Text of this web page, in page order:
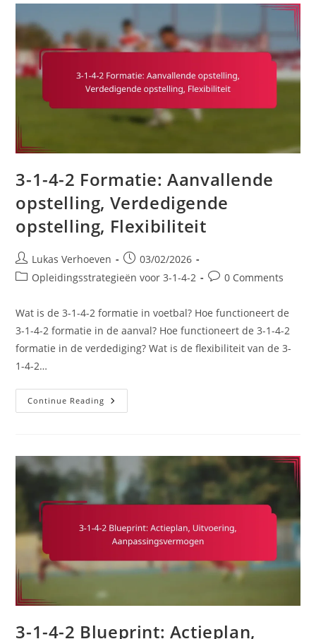
Opbouwspel,
Overgangen
3-1-4-2 Formatie: Aanvallende
opstelling, Verdedigende
opstelling, Flexibiliteit
Post
author:
Lukas Verhoeven
Post
published:
03/02/2026
PostOpleidingsstrategieën voor 3-1-4-2
Post0 Comments
Wat is de 3-1-4-2 formatie in voetbal? Hoe functioneert de
3-1-4-2 formatie in de aanval? Hoe functioneert de 3-1-4-2
formatie in de verdediging? Wat is de flexibiliteit van de 3-
1-4-2…
Continue Reading 3-
1-
Opstelling,
Verdedigende
Opstelling,
Flexibiliteit
3-1-4-2 Blueprint: Actieplan,